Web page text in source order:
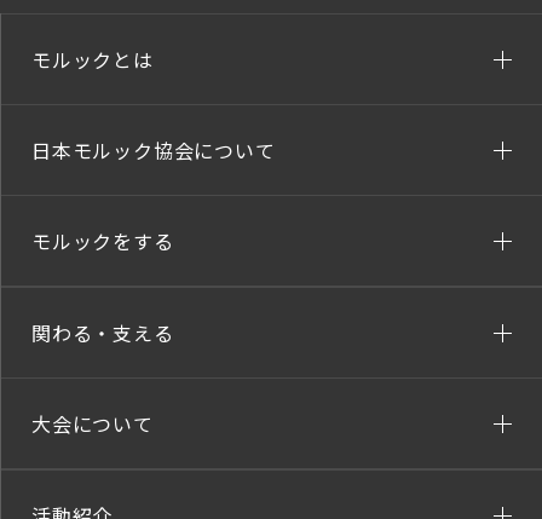
モルックとは
日本モルック協会について
モルックをする
関わる・支える
大会について